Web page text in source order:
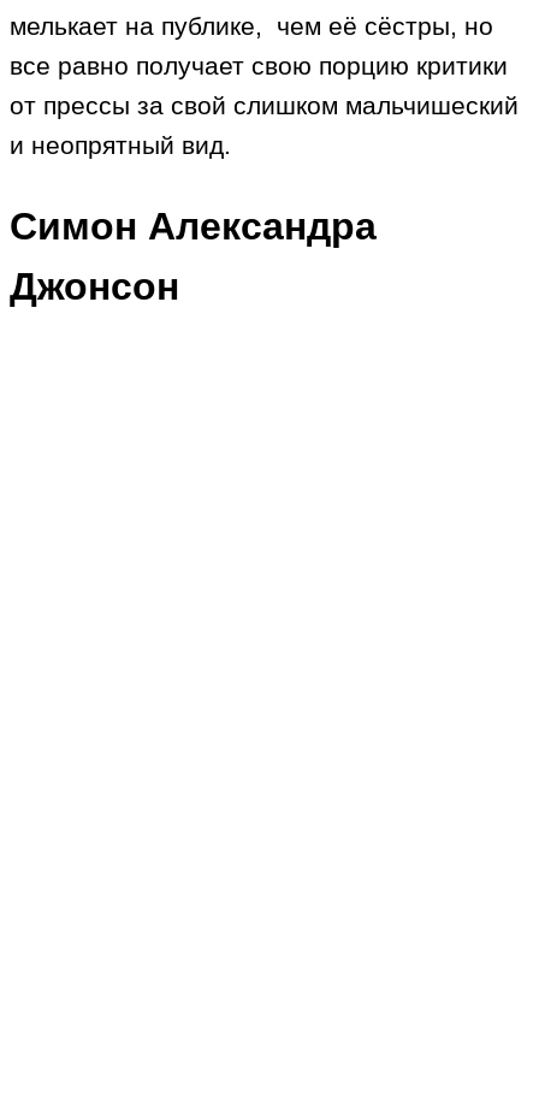
мелькает на публике, чем её сёстры, но
все равно получает свою порцию критики
от прессы за свой слишком мальчишеский
и неопрятный вид.
Симон Александра
Джонсон